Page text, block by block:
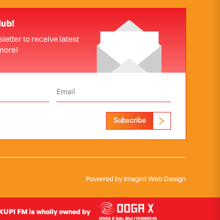
to receive latest
Subscribe
Powered by Imagint Web Design
FM is wholly owned by